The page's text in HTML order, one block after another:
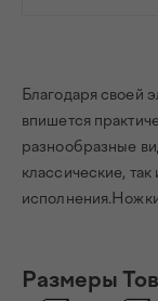
Благодаря своей
впишется
разнообразные
классические,
Размеры